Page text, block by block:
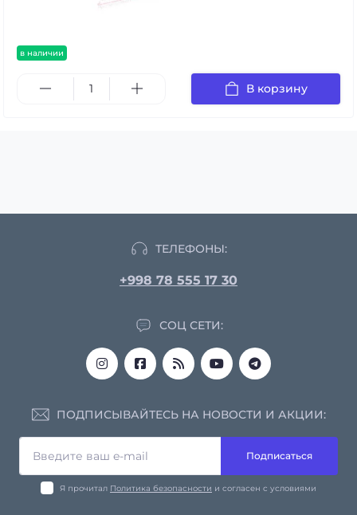
в наличии
В корзину
ТЕЛЕФОНЫ:
+998 78 555 17 30
СОЦ СЕТИ:
ПОДПИСЫВАЙТЕСЬ НА НОВОСТИ И АКЦИИ:
Подписаться
Я прочитал Политика безопасности и согласен с условиями